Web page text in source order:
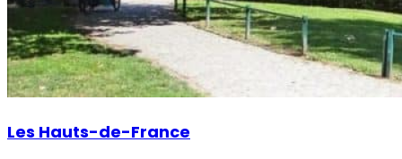
Les Hauts-de-France